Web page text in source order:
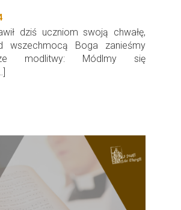
dziś uczniom swoją chwałę,
wszechmocą Boga zanieśmy
modlitwy: Módlmy się